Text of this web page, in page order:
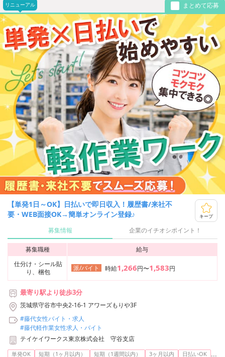
リニューアル まとめて応募
【単発1日～OK】日払いで即日収入！履歴書/来社不
要・WEB面接OK→簡単オンライン登録♪
キープ
募集情報 企業のイチオシポイント！
募集職種
給与
仕分け・シール貼
り、梱包
派/バイト 時給1,266円〜1,583円
最寄り駅より徒歩3分
茨城県守谷市中央2-16-1 アワーズもりや3F
#藤代女性バイト・求人
#藤代軽作業女性求人・バイト
テイケイワークス東京株式会社 守谷支店
単発OK 短期（1ヶ月以内） 短期（1週間以内） 3ヶ月以内 日払いOK ...